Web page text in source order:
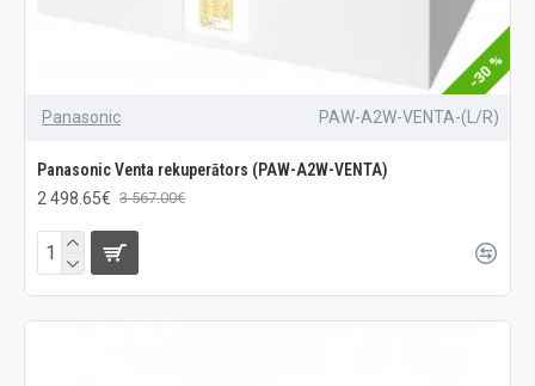
-30 %
Panasonic PAW-A2W-VENTA-(L/R)
Panasonic Venta rekuperātors (PAW-A2W-VENTA)
2 498.65€ 3 567.00€